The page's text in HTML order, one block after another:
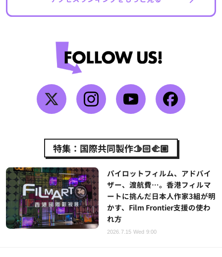
特集：国際共同製作🫱🏻‍🫲🏼
パイロットフィルム、アドバイ
ザー、渡航費…。香港フィルマ
ートに挑んだ日本人作家3組が明
かす、Film Frontier支援の使わ
れ方
2026.7.15 Wed 9:00